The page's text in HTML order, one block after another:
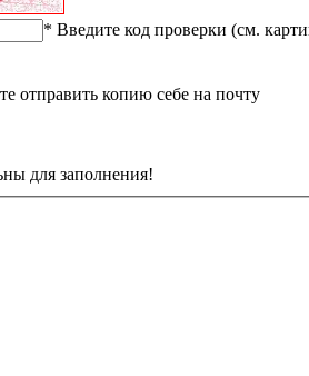
* Введите код проверки (см.
отправить копию себе на почту
для заполнения!